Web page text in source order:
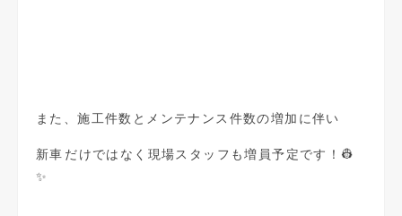
また、施工件数とメンテナンス件数の増加に伴い
新車だけではなく現場スタッフも増員予定です！👷
✨